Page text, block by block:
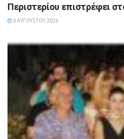
Περιστερίου επιστρέφει
6 ΑΥΓΟΎΣΤΟΥ, 2026